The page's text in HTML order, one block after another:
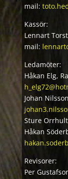
mail:
Kassör:
Lennart
mail:
Ledamöter:
Håkan Elg,
Johan
Sture
Håkan
Revisorer:
Per